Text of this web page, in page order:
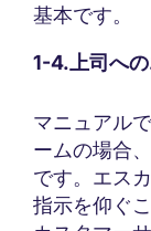
基本です。
1-4.上司へ
マニュアル
ームの場合
です。エス
指示を仰ぐ